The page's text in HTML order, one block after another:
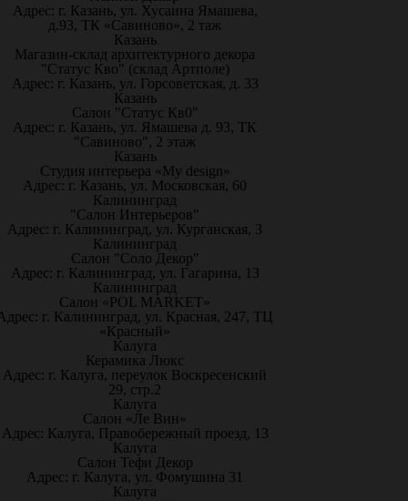
Адрес: г. Казань, ул. Хусаина Ямашева,
д.93, ТК «Савиново», 2 таж
Казань
Магазин-склад архитектурного декора
"Статус Кво" (склад Артполе)
Адрес: г. Казань, ул. Горсоветская, д. 33
Казань
Салон "Статус Кв0"
Адрес: г. Казань, ул. Ямашева д. 93, ТК
"Савиново", 2 этаж
Казань
Студия интерьера «My design»
Адрес: г. Казань, ул. Московская, 60
Калининград
"Салон Интерьеров"
Адрес: г. Калининград, ул. Курганская, 3
Калининград
Салон "Соло Декор"
Адрес: г. Калининград, ул. Гагарина, 13
Калининград
Салон «POL MARKET»
г. Калининград, ул. Красная, 247, ТЦ
«Красный»
Калуга
Керамика Люкс
Адрес: г. Калуга, переулок Воскресенский
29, стр.2
Калуга
Салон «Ле Вин»
Адрес: Калуга, Правобережный проезд, 13
Калуга
Салон Тефи Декор
Адрес: г. Калуга, ул. Фомушина 31
Калуга